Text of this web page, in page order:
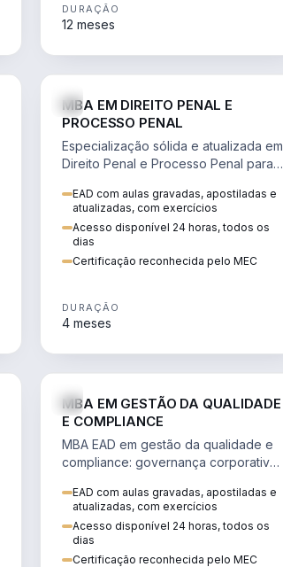
DURAÇÃO
12 meses
MBA EM DIREITO PENAL E
PROCESSO PENAL
Especialização sólida e atualizada em
Direito Penal e Processo Penal para a
jurídicos.
EAD com aulas gravadas, apostiladas e
atualizadas, com exercícios
Acesso disponível 24 horas, todos os
dias
Certificação reconhecida pelo MEC
DURAÇÃO
4 meses
MBA EM GESTÃO DA QUALIDADE
E COMPLIANCE
MBA EAD em gestão da qualidade e
compliance: governança corporativa,
contínua e IA aplicada a processos.
EAD com aulas gravadas, apostiladas e
atualizadas, com exercícios
Acesso disponível 24 horas, todos os
dias
Certificação reconhecida pelo MEC